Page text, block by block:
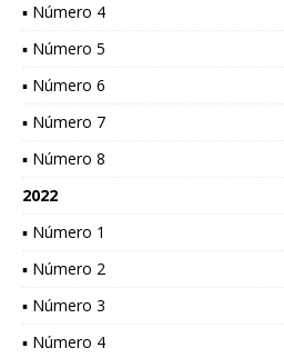
▪ Número 4
▪ Número 5
▪ Número 6
▪ Número 7
▪ Número 8
2022
▪ Número 1
▪ Número 2
▪ Número 3
▪ Número 4